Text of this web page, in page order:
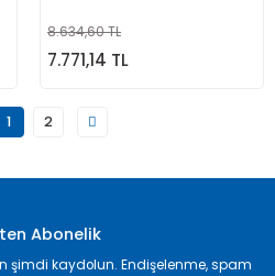
8.634,60 TL
7.771,14 TL
1 2
Abonelik
şimdi kaydolun. Endişelenme, spam